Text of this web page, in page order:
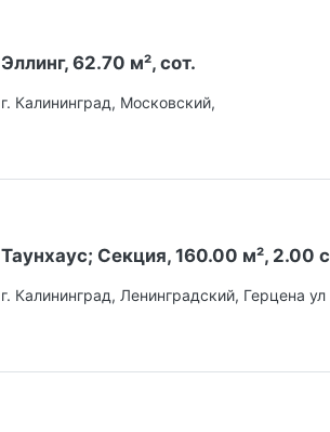
Эллинг, 62.70 м², сот.
г. Калининград, Московский,
Таунхаус; Секция, 160.00 м², 2.00
г. Калининград, Ленинградский, Герцена ул